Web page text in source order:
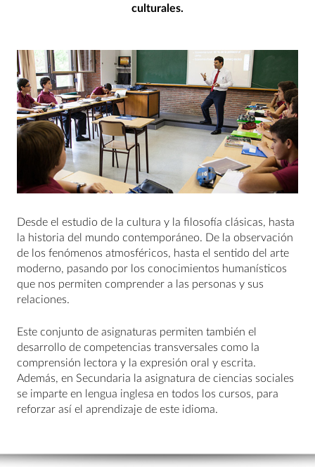
culturales.
Desde el estudio de la cultura y la filosofía clásicas, hasta
la historia del mundo contemporáneo. De la observación
de los fenómenos atmosféricos, hasta el sentido del arte
moderno, pasando por los conocimientos humanísticos
que nos permiten comprender a las personas y sus
relaciones.
Este conjunto de asignaturas permiten también el
desarrollo de competencias transversales como la
comprensión lectora y la expresión oral y escrita.
Además, en Secundaria la asignatura de ciencias sociales
se imparte en lengua inglesa en todos los cursos, para
reforzar así el aprendizaje de este idioma.